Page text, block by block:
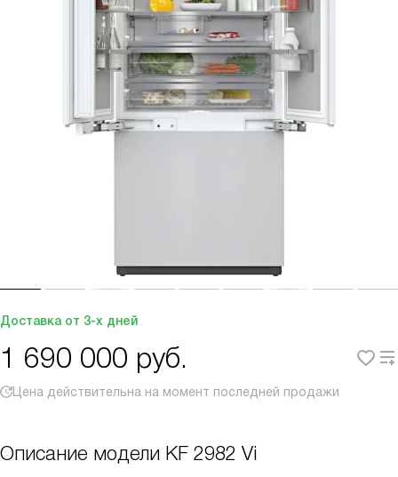
Доставка от 3-х дней
1 690 000 руб.
Цена действительна на момент последней продажи
Описание модели KF 2982 Vi